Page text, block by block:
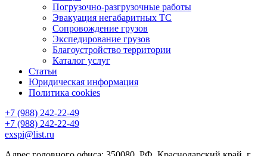
Погрузочно-разгрузочные работы
Эвакуация негабаритных ТС
Сопровождение грузов
Экспедирование грузов
Благоустройство территории
Каталог услуг
Статьи
Юридическая информация
Политика cookies
+7 (988) 242-22-49
+7 (988) 242-22-49
exspi@list.ru